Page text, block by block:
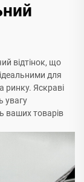
відтінок, що
для
ринку. Яскраві
увагу
ваших товарів